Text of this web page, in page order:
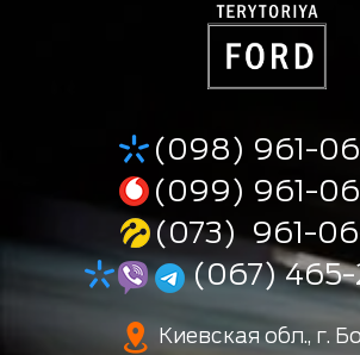
(098) 961-
(099) 961-
(073) 961-
(067) 465-
Киевская обл., г.